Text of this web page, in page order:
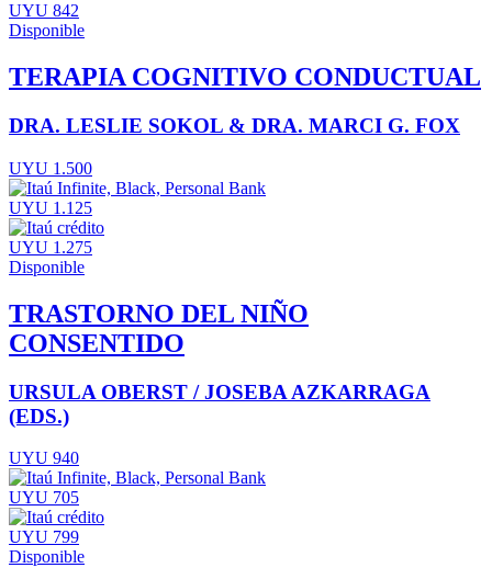
UYU 842
Disponible
TERAPIA COGNITIVO CONDUCTUAL
DRA. LESLIE SOKOL & DRA. MARCI G. FOX
UYU 1.500
UYU 1.125
UYU 1.275
Disponible
TRASTORNO DEL NIÑO
CONSENTIDO
URSULA OBERST / JOSEBA AZKARRAGA
(EDS.)
UYU 940
UYU 705
UYU 799
Disponible